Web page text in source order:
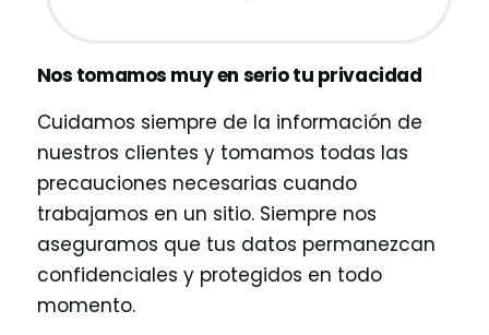
Nos tomamos muy en serio tu privacidad
Cuidamos siempre de la información de
nuestros clientes y tomamos todas las
precauciones necesarias cuando
trabajamos en un sitio. Siempre nos
aseguramos que tus datos permanezcan
confidenciales y protegidos en todo
momento.